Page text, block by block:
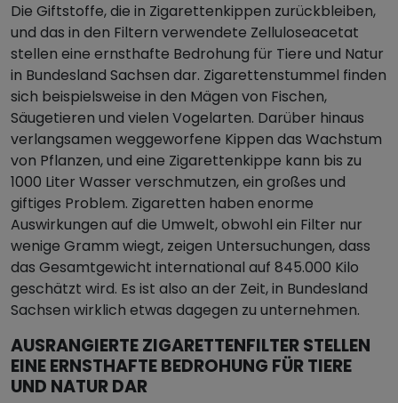
Die Giftstoffe, die in Zigarettenkippen zurückbleiben,
und das in den Filtern verwendete Zelluloseacetat
stellen eine ernsthafte Bedrohung für Tiere und Natur
in Bundesland Sachsen dar. Zigarettenstummel finden
sich beispielsweise in den Mägen von Fischen,
Säugetieren und vielen Vogelarten. Darüber hinaus
verlangsamen weggeworfene Kippen das Wachstum
von Pflanzen, und eine Zigarettenkippe kann bis zu
1000 Liter Wasser verschmutzen, ein großes und
giftiges Problem. Zigaretten haben enorme
Auswirkungen auf die Umwelt, obwohl ein Filter nur
wenige Gramm wiegt, zeigen Untersuchungen, dass
das Gesamtgewicht international auf 845.000 Kilo
geschätzt wird. Es ist also an der Zeit, in Bundesland
Sachsen wirklich etwas dagegen zu unternehmen.
AUSRANGIERTE ZIGARETTENFILTER STELLEN
EINE ERNSTHAFTE BEDROHUNG FÜR TIERE
UND NATUR DAR